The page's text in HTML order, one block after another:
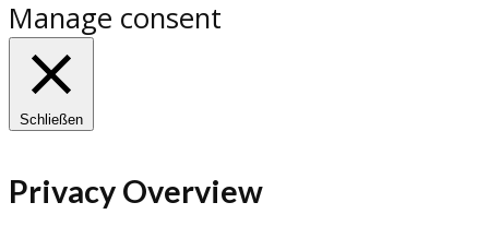
Manage consent
Schließen
Privacy Overview